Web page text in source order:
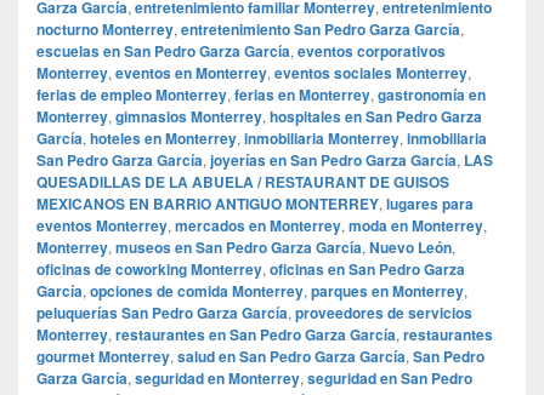
Garza García, entretenimiento familiar Monterrey, entretenimiento
nocturno Monterrey, entretenimiento San Pedro Garza García,
escuelas en San Pedro Garza García, eventos corporativos
Monterrey, eventos en Monterrey, eventos sociales Monterrey,
ferias de empleo Monterrey, ferias en Monterrey, gastronomía en
Monterrey, gimnasios Monterrey, hospitales en San Pedro Garza
García, hoteles en Monterrey, inmobiliaria Monterrey, inmobiliaria
San Pedro Garza García, joyerías en San Pedro Garza García, LAS
QUESADILLAS DE LA ABUELA / RESTAURANT DE GUISOS
MEXICANOS EN BARRIO ANTIGUO MONTERREY, lugares para
eventos Monterrey, mercados en Monterrey, moda en Monterrey,
Monterrey, museos en San Pedro Garza García, Nuevo León,
oficinas de coworking Monterrey, oficinas en San Pedro Garza
García, opciones de comida Monterrey, parques en Monterrey,
peluquerías San Pedro Garza García, proveedores de servicios
Monterrey, restaurantes en San Pedro Garza García, restaurantes
gourmet Monterrey, salud en San Pedro Garza García, San Pedro
Garza García, seguridad en Monterrey, seguridad en San Pedro